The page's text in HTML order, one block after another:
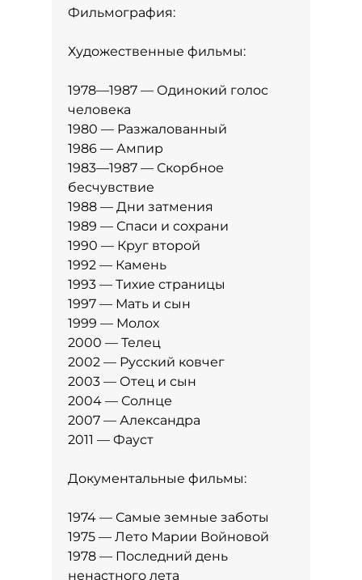
Фильмография:
Художественные фильмы:
1978—1987 — Одинокий голос
человека
1980 — Разжалованный
1986 — Ампир
1983—1987 — Скорбное
бесчувствие
1988 — Дни затмения
1989 — Спаси и сохрани
1990 — Круг второй
1992 — Камень
1993 — Тихие страницы
1997 — Мать и сын
1999 — Молох
2000 — Телец
2002 — Русский ковчег
2003 — Отец и сын
2004 — Солнце
2007 — Александра
2011 — Фауст
Документальные фильмы:
1974 — Самые земные заботы
1975 — Лето Марии Войновой
1978 — Последний день
ненастного лета